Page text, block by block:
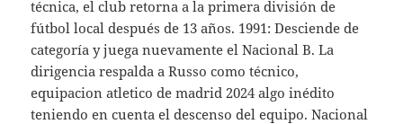
técnica, el club retorna a la primera división de
fútbol local después de 13 años. 1991: Desciende de
categoría y juega nuevamente el Nacional B. La
dirigencia respalda a Russo como técnico,
equipacion atletico de madrid 2024 algo inédito
teniendo en cuenta el descenso del equipo. Nacional